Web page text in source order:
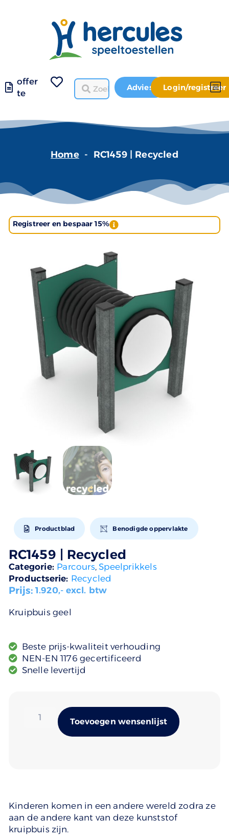
offer
te
Advies Login/registreer
Home - RC1459 | Recycled
Registreer en bespaar 15%
Productblad Benodigde oppervlakte
RC1459 | Recycled
Categorie: Parcours, Speelprikkels
Productserie: Recycled
Prijs:1.920,- excl. btw
Kruipbuis geel
Beste prijs-kwaliteit verhouding
NEN-EN 1176 gecertificeerd
Snelle levertijd
Toevoegen wensenlijst
Kinderen komen in een andere wereld zodra ze
aan de andere kant van deze kunststof
kruipbuis zijn.